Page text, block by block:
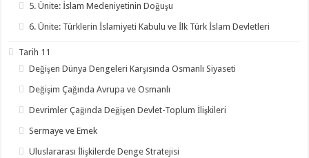
5. Ünite: İslam Medeniyetinin Doğuşu
6. Ünite: Türklerin İslamiyeti Kabulu ve İlk Türk İslam Devletleri
Tarih 11
Değişen Dünya Dengeleri Karşısında Osmanlı Siyaseti
Değişim Çağında Avrupa ve Osmanlı
Devrimler Çağında Değişen Devlet-Toplum İlişkileri
Sermaye ve Emek
Uluslararası İlişkilerde Denge Stratejisi